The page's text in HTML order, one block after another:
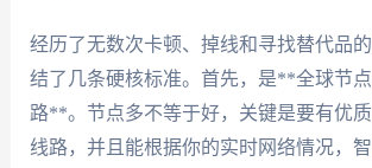
经历了无数次卡顿、掉线和寻找替代品
结了几条硬核标准。首先，是**全球节
路**。节点多不等于好，关键是要有优
线路，并且能根据你的实时网络情况，